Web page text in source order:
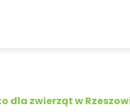
dla zwierząt w